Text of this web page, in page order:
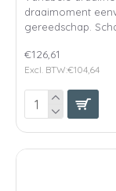
draaimoment
gereedschap.
€126,61
Excl. BTW:€104,64